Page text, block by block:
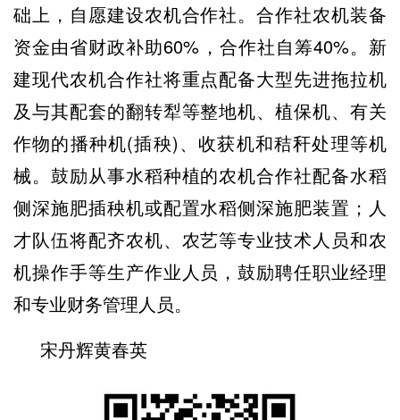
础上，自愿建设农机合作社。合作社农机装备
资金由省财政补助60%，合作社自筹40%。新
建现代农机合作社将重点配备大型先进拖拉机
及与其配套的翻转犁等整地机、植保机、有关
作物的播种机(插秧)、收获机和秸秆处理等机
械。鼓励从事水稻种植的农机合作社配备水稻
侧深施肥插秧机或配置水稻侧深施肥装置；人
才队伍将配齐农机、农艺等专业技术人员和农
机操作手等生产作业人员，鼓励聘任职业经理
和专业财务管理人员。
宋丹辉黄春英